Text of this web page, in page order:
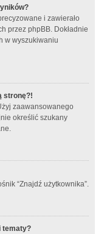
i zawierało
przez phpBB. Dokładnie
w wyszukiwaniu
stronę?!
zaawansowanego
określić szukany
“Znajdź użytkownika”.
tematy?